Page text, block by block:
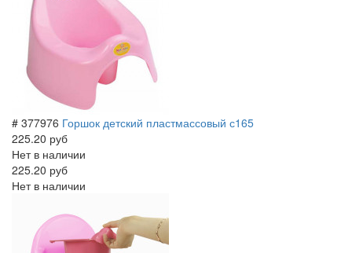
# 377976 Горшок детский пластмассовый с165
225.20 руб
Нет в наличии
225.20 руб
Нет в наличии